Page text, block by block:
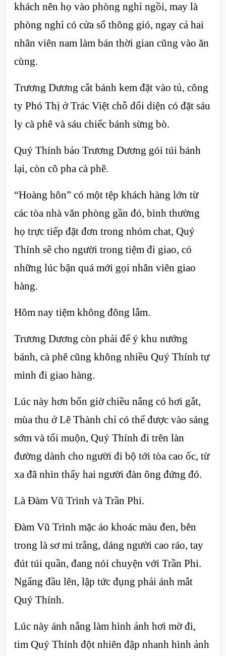
khách nên họ vào phòng nghỉ ngồi, may là
phòng nghỉ có cửa sổ thông gió, ngay cả hai
nhân viên nam làm bán thời gian cũng vào ăn
cùng.
Trương Dương cắt bánh kem đặt vào tủ, công
ty Phó Thị ở Trác Việt chỗ đối diện có đặt sáu
ly cà phê và sáu chiếc bánh sừng bò.
Quý Thính bảo Trương Dương gói túi bánh
lại, còn cô pha cà phê.
“Hoàng hôn” có một tệp khách hàng lớn từ
các tòa nhà văn phòng gần đó, bình thường
họ trực tiếp đặt đơn trong nhóm chat, Quý
Thính sẽ cho người trong tiệm đi giao, có
những lúc bận quá mới gọi nhân viên giao
hàng.
Hôm nay tiệm không đông lắm.
Trương Dương còn phải để ý khu nướng
bánh, cà phê cũng không nhiều Quý Thính tự
mình đi giao hàng.
Lúc này hơn bốn giờ chiều nắng có hơi gắt,
mùa thu ở Lê Thành chỉ có thể được vào sáng
sớm và tối muộn, Quý Thính đi trên làn
đường dành cho người đi bộ tới tòa cao ốc, từ
xa đã nhìn thấy hai người đàn ông đứng đó.
Là Đàm Vũ Trình và Trần Phi.
Đàm Vũ Trình mặc áo khoác màu đen, bên
trong là sơ mi trắng, dáng người cao ráo, tay
đút túi quần, đang nói chuyện với Trần Phi.
Ngẩng đầu lên, lập tức đụng phải ánh mắt
Quý Thính.
Lúc này ánh nắng làm hình ảnh hơi mờ đi,
tim Quý Thính đột nhiên đập nhanh hình ảnh